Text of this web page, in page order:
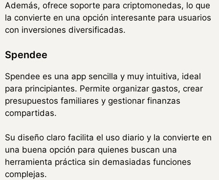
Además, ofrece soporte para criptomonedas, lo que
la convierte en una opción interesante para usuarios
con inversiones diversificadas.
Spendee
Spendee es una app sencilla y muy intuitiva, ideal
para principiantes. Permite organizar gastos, crear
presupuestos familiares y gestionar finanzas
compartidas.
Su diseño claro facilita el uso diario y la convierte en
una buena opción para quienes buscan una
herramienta práctica sin demasiadas funciones
complejas.